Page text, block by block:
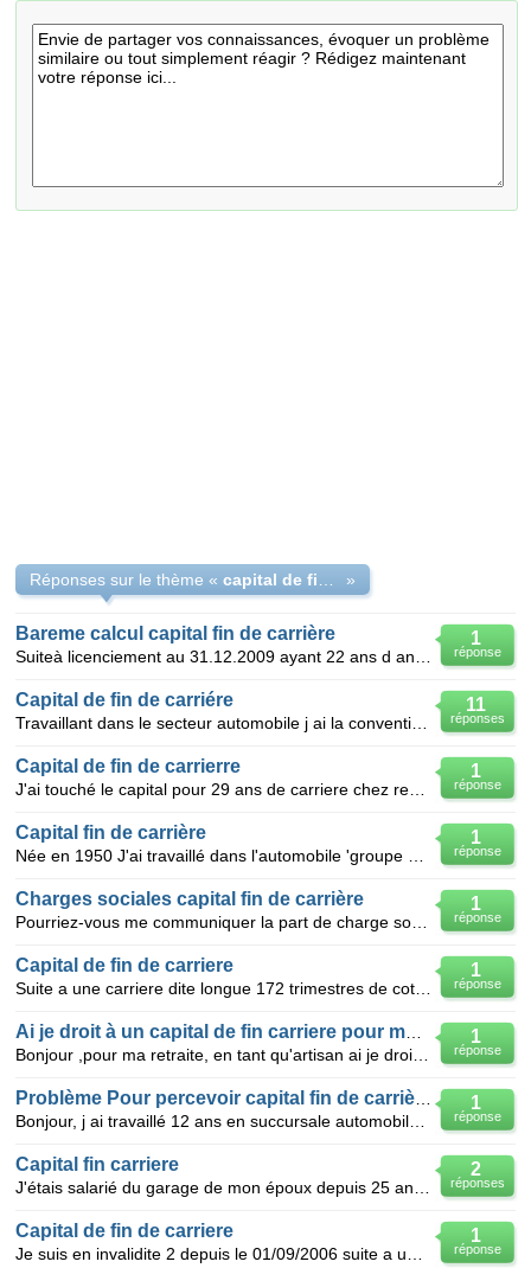
Réponses sur le thème « »
1
réponse
Bareme calcul capital fin de carrière
11
réponses
Capital de fin de carriére
1
réponse
Capital de fin de carrierre
1
réponse
Capital fin de carrière
1
réponse
Charges sociales capital fin de carrière
1
réponse
Capital de fin de carriere
1
réponse
1
réponse
2
réponses
Capital fin carriere
1
réponse
Capital de fin de carriere